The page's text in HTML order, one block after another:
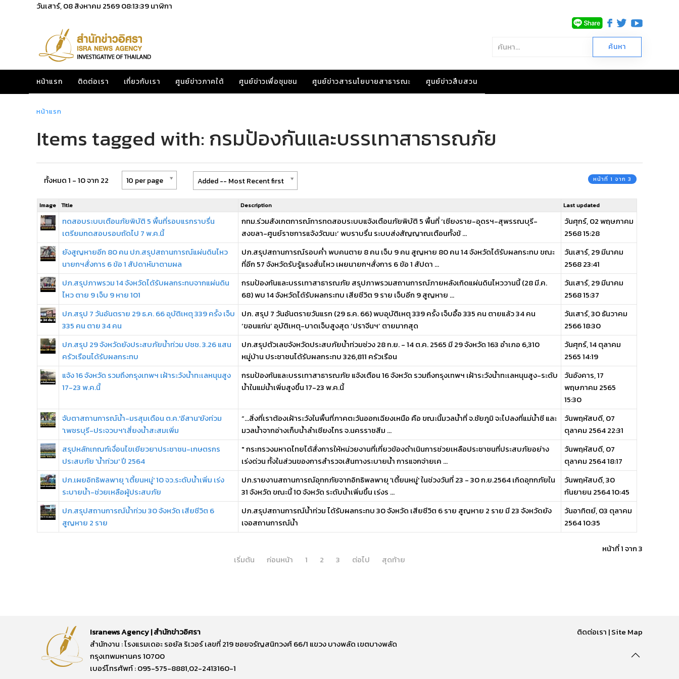
วันเสาร์, 08 สิงหาคม 256908:13:39นาฬิกา
หน้าแรก ติดต่อเรา เกี่ยวกับเรา ศูนย์ข่าวภาคใต้ ศูนย์ข่าวเพื่อชุมชน ศูนย์ข่าวสารนโยบายสาธารณะ ศูนย์ข่าวสืบสวน
หน้าแรก
Items tagged with: กรมป้องกันและบรรเทาสาธารณภัย
ทั้งหมด 1 - 10 จาก 22 10 per page Added -- Most Recent first หน้าที่ 1 จาก 3
Image Title Description Last updated
ทดสอบระบบเตือนภัยพิบัติ 5 พื้นที่รอบแรกราบรื่น
เตรียมทดสอบรอบถัดไป 7 พ.ค.นี้
กทม.ร่วมสังเกตการณ์การทดสอบระบบแจ้งเตือนภัยพิบัติ 5 พื้นที่ ‘เชียงราย-อุดรฯ-สุพรรณบุรี-
สงขลา-ศูนย์ราชการแจ้งวัฒนะ’ พบราบรื่น ระบบส่งสัญญาณเตือนทั้งข้ ...
วันศุกร์, 02 พฤษภาคม
2568 15:28
ยังสูญหายอีก 80 คน ปภ.สรุปสถานการณ์แผ่นดินไหว
นายกฯสั่งการ 6 ข้อ 1 สัปดาห์มาตามผล
ปภ.สรุปสถานการณ์รอบค่ำ พบคนตาย 8 คน เจ็บ 9 คน สูญหาย 80 คน 14 จังหวัดได้รับผลกระทบ ขณะ
ที่อีก 57 จังหวัดรับรู้แรงสั่นไหว เผยนายกฯสั่งการ 6 ข้อ 1 สัปดา ...
วันเสาร์, 29 มีนาคม
2568 23:41
ปภ.สรุปภาพรวม 14 จังหวัดได้รับผลกระทบจากแผ่นดิน
ไหว ตาย 9 เจ็บ 9 หาย 101
กรมป้องกันและบรรเทาสาธารณภัย สรุปภาพรวมสถานการณ์ภายหลังเกิดแผ่นดินไหววานนี้ (28 มี.ค.
68) พบ 14 จังหวัดได้รับผลกระทบ เสียชีวิต 9 ราย เจ็บอีก 9 สูญหาย ...
วันเสาร์, 29 มีนาคม
2568 15:37
ปภ.สรุป 7 วันอันตราย 29 ธ.ค. 66 อุบัติเหตุ 339 ครั้ง เจ็บ
335 คน ตาย 34 คน
ปภ. สรุป 7 วันอันตรายวันแรก (29 ธ.ค. 66) พบอุบัติเหตุ 339 ครั้ง เจ็บอื้อ 335 คน ตายแล้ว 34 คน
‘ขอนแก่น’ อุบัติเหตุ-บาดเจ็บสูงสุด ‘ปราจีนฯ’ ตายมากสุด
วันเสาร์, 30 ธันวาคม
2566 18:30
ปภ.สรุป 29 จังหวัดยังประสบภัยน้ำท่วม ปชช. 3.26 แสน
ครัวเรือนได้รับผลกระทบ
ปภ.สรุปตัวเลขจังหวัดประสบภัยน้ำท่วมช่วง 28 ก.ย. - 14 ต.ค. 2565 มี 29 จังหวัด 163 อำเภอ 6,310
หมู่บ้าน ประชาชนได้รับผลกระทบ 326,811 ครัวเรือน
วันศุกร์, 14 ตุลาคม
2565 14:19
แจ้ง 16 จังหวัด รวมถึงกรุงเทพฯ เฝ้าระวังน้ำทะเลหนุนสูง
17-23 พ.ค.นี้
กรมป้องกันและบรรเทาสาธารณภัย แจ้งเตือน 16 จังหวัด รวมถึงกรุงเทพฯ เฝ้าระวังน้ำทะเลหนุนสูง-ระดับ
น้ำในแม่น้ำเพิ่มสูงขึ้น 17-23 พ.ค.นี้
วันอังคาร, 17
พฤษภาคม 2565
15:30
จับตาสถานการณ์น้ำ-มรสุมเดือน ต.ค.'อีสาน'ยังท่วม
'เพชรบุรี-ประจวบฯ'เสี่ยงน้ำสะสมเพิ่ม
“…สิ่งที่เราต้องเฝ้าระวังในพื้นที่ภาคตะวันออกเฉียงเหนือ คือ ขณะนี้มวลน้ำที่ จ.ชัยภูมิ จะไปลงที่แม่น้ำชี และ
มวลน้ำจากอ่างเก็บน้ำลำเชียงไกร จ.นครราชสีม ...
วันพฤหัสบดี, 07
ตุลาคม 2564 22:31
สรุปหลักเกณฑ์เงื่อนไขเยียวยาประชาชน-เกษตรกร
ประสบภัย 'น้ำท่วม' ปี 2564
" กระทรวงมหาดไทยได้สั่งการให้หน่วยงานที่เกี่ยวข้องดำเนินการช่วยเหลือประชาชนที่ประสบภัยอย่าง
เร่งด่วน ทั้งในส่วนของการสำรวจเส้นทางระบายน้ำ การแจกจ่ายเค ...
วันพฤหัสบดี, 07
ตุลาคม 2564 18:17
ปภ.เผยอิทธิพลพายุ 'เตี้ยนหมู่' 10 จว.ระดับน้ำเพิ่ม เร่ง
ระบายน้ำ-ช่วยเหลือผู้ประสบภัย
ปภ.รายงานสถานการณ์อุทกภัยจากอิทธิพลพายุ 'เตี้ยนหมู่' ในช่วงวันที่ 23 - 30 ก.ย.2564 เกิดอุทกภัยใน
31 จังหวัด ขณะนี้ 10 จังหวัด ระดับน้ำเพิ่มขึ้น เร่งร ...
วันพฤหัสบดี, 30
กันยายน 2564 10:45
ปภ.สรุปสถานการณ์น้ำท่วม 30 จังหวัด เสียชีวิต 6
สูญหาย 2 ราย
ปภ.สรุปสถานการณ์น้ำท่วม ได้รับผลกระทบ 30 จังหวัด เสียชีวิต 6 ราย สูญหาย 2 ราย มี 23 จังหวัดยัง
เจอสถานการณ์น้ำ
วันอาทิตย์, 03 ตุลาคม
2564 10:35
หน้าที่ 1 จาก 3
เริ่มต้น
ก่อนหน้า 1 2 3 ต่อไป สุดท้าย
Isranews Agency | สำนักข่าวอิศรา
สำนักงาน : โรงแรมเดอะ รอยัล ริเวอร์ เลขที่ 219 ซอยจรัญสนิทวงศ์ 66/1 แขวง บางพลัด เขตบางพลัด
กรุงเทพมหานคร 10700
เบอร์โทรศัพท์ : 095-575-8881,02-2413160-1
ติดต่อเรา |Site Map